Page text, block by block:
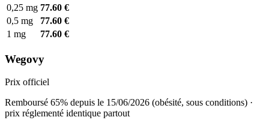
0,25 mg 77.60 €
0,5 mg
77.60 €
1 mg
77.60 €
Wegovy
Prix officiel
Remboursé 65% depuis le 15/06/2026 (obésité, sous conditions) ·
prix réglementé identique partout